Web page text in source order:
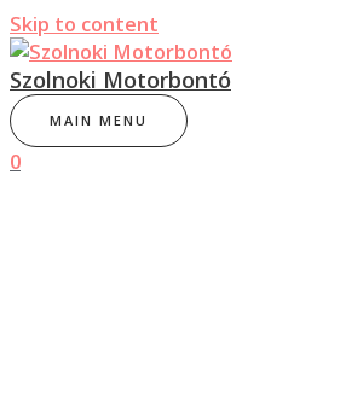
Skip to content
Szolnoki Motorbontó
MAIN MENU
0